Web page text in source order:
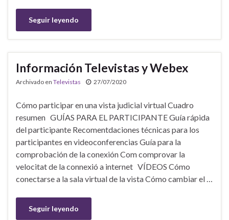
Seguir leyendo
Información Televistas y Webex
Archivado en Televistas 27/07/2020
Cómo participar en una vista judicial virtual Cuadro
resumen GUÍAS PARA EL PARTICIPANTE Guía rápida
del participante Recomentdaciones técnicas para los
participantes en videoconferencias Guía para la
comprobación de la conexión Com comprovar la
velocitat de la connexió a internet VÍDEOS Cómo
conectarse a la sala virtual de la vista Cómo cambiar el …
Seguir leyendo